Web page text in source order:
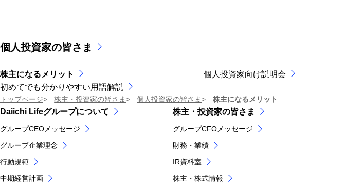
個人投資家の皆さま
株主になるメリット 個人投資家向け説明会
初めてでも分かりやすい用語解説
トップページ 株主・投資家の皆さま 個人投資家の皆さま 株主になるメリット
Daiichi Lifeグループについて
グループCEOメッセージ
グループ企業理念
行動規範
中期経営計画
株主・投資家の皆さま
グループCFOメッセージ
財務・業績
IR資料室
株主・株式情報